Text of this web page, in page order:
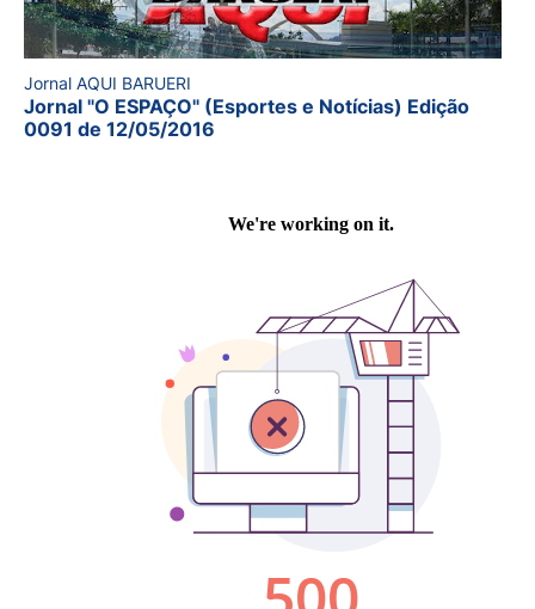
Jornal AQUI BARUERI
Jornal "O ESPAÇO" (Esportes e Notícias) Edição
0091 de 12/05/2016